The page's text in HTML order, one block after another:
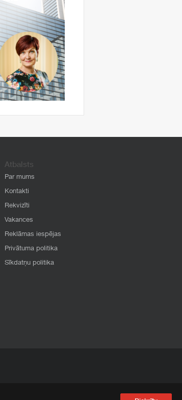
Atbalsts
Par mums
Kontakti
Rekvizīti
Vakances
Reklāmas iespējas
Privātuma politika
Sīkdatņu politika